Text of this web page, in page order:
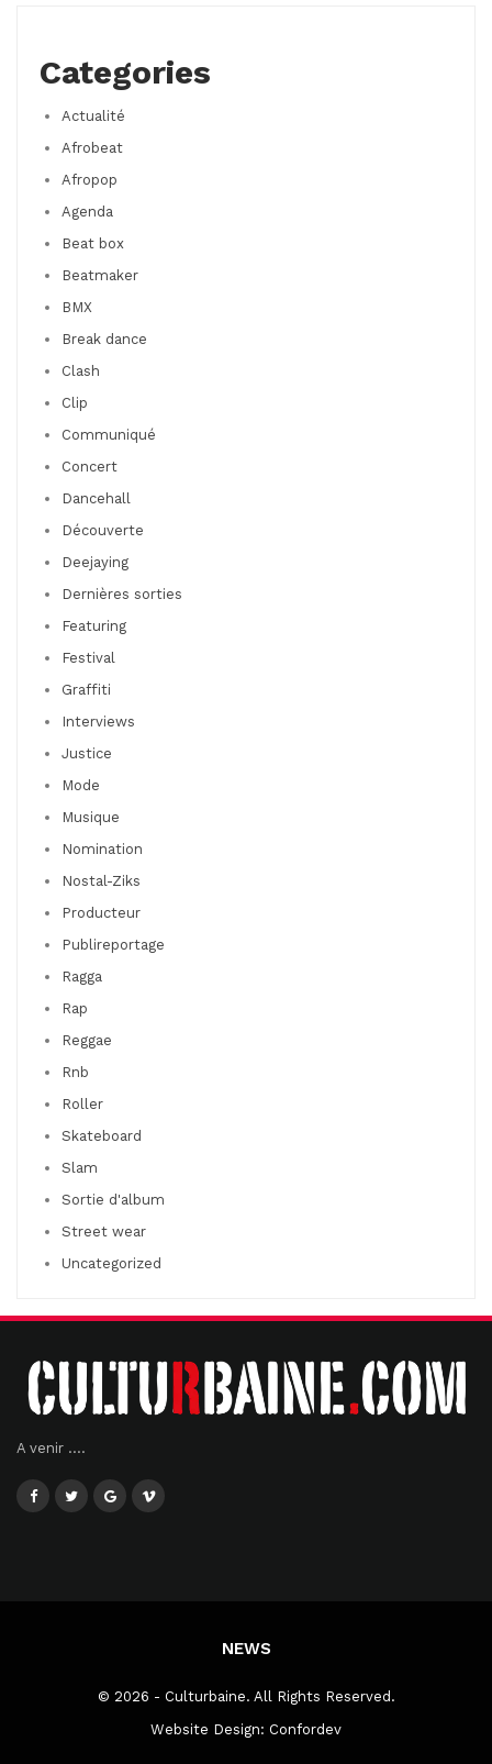
Categories
Actualité
Afrobeat
Afropop
Agenda
Beat box
Beatmaker
BMX
Break dance
Clash
Clip
Communiqué
Concert
Dancehall
Découverte
Deejaying
Dernières sorties
Featuring
Festival
Graffiti
Interviews
Justice
Mode
Musique
Nomination
Nostal-Ziks
Producteur
Publireportage
Ragga
Rap
Reggae
Rnb
Roller
Skateboard
Slam
Sortie d'album
Street wear
Uncategorized
A venir ....
NEWS
© 2026 - Culturbaine. All Rights Reserved.
Website Design: Confordev